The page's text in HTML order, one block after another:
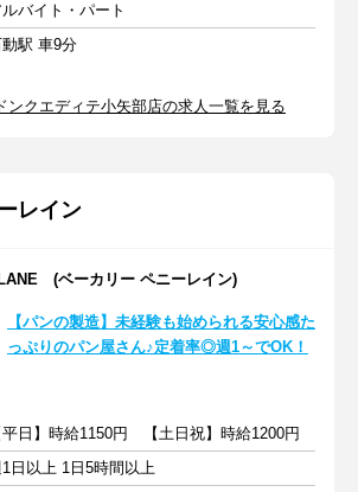
ルバイト・パート
駅 車9分
クエディテ小矢部店の求人一覧を見る
レイン
(ベーカリー ペニーレイン)
【パンの製造】未経験も始められる安心感た
っぷりのパン屋さん♪定着率◎週1～でOK！
平日】時給1150円 【土日祝】時給1200円
日以上 1日5時間以上